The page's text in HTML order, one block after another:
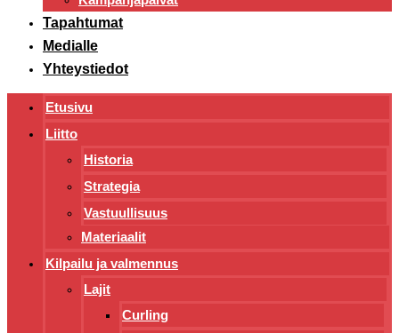
Tapahtumat
Medialle
Yhteystiedot
Etusivu
Liitto
Historia
Strategia
Vastuullisuus
Materiaalit
Kilpailu ja valmennus
Lajit
Curling